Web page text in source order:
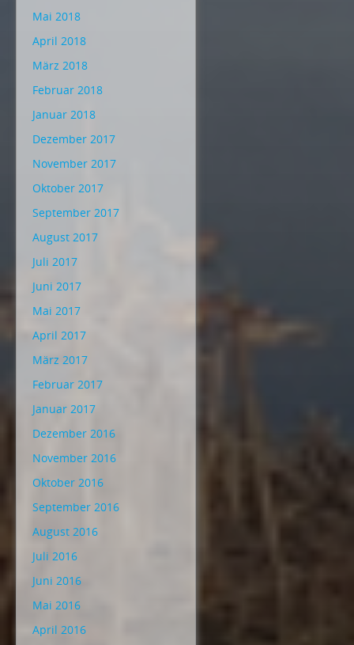
Mai 2018
April 2018
März 2018
Februar 2018
Januar 2018
Dezember 2017
November 2017
Oktober 2017
September 2017
August 2017
Juli 2017
Juni 2017
Mai 2017
April 2017
März 2017
Februar 2017
Januar 2017
Dezember 2016
November 2016
Oktober 2016
September 2016
August 2016
Juli 2016
Juni 2016
Mai 2016
April 2016